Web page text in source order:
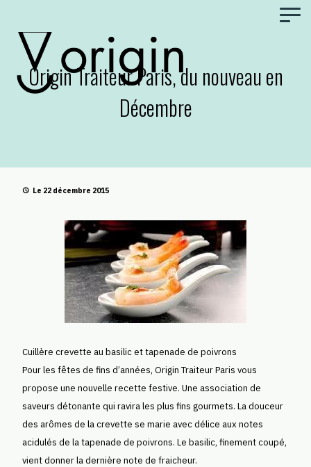
Origin Traiteur Paris, du nouveau en
Décembre
Le 22 décembre 2015
Cuillère crevette au basilic et tapenade de poivrons
Pour les fêtes de fins d’années, Origin Traiteur Paris vous
propose une nouvelle recette festive. Une association de
saveurs détonante qui ravira les plus fins gourmets. La douceur
des arômes de la crevette se marie avec délice aux notes
acidulés de la tapenade de poivrons. Le basilic, finement coupé,
vient donner la dernière note de fraicheur.